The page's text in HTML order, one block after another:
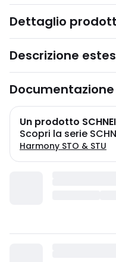
Dettaglio
Descrizione
Documentazione
Un prodotto
Scopri la serie
Harmony STO & STU